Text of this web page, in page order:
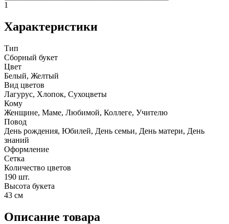
1
Характеристики
Тип
Сборный букет
Цвет
Белый, Желтый
Вид цветов
Лагурус, Хлопок, Сухоцветы
Кому
Женщине, Маме, Любимой, Коллеге, Учителю
Повод
День рождения, Юбилей, День семьи, День матери, День
знаний
Оформление
Сетка
Количество цветов
190 шт.
Высота букета
43 см
Описание товара